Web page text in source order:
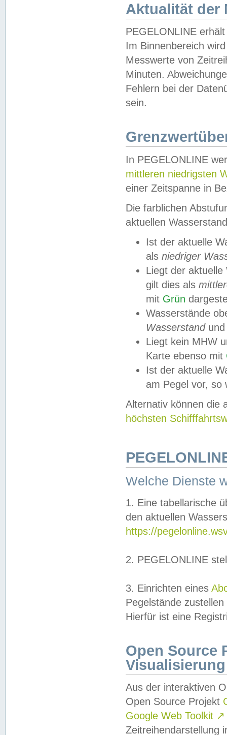
Aktualität der
PEGELONLINE
Im Binnenbereich
Messwerte von
Minuten.
Fehlern bei der
sein.
In PEGELONLINE
mittleren niedrigsten
einer Zeitspanne in
Die farblichen
aktuellen
Ist der aktuelle
als niedriger
Liegt der
gilt dies als
mit Grün
Wasserstände
Wasserstandund
Liegt kein MHW
Karte ebenso mit
Ist der aktuelle
am Pegel vor,
Alternativ können die
höchsten
Welche Dienste
1. Eine tabellarische
den aktuellen
https://
2. PEGELONLINE
3. Einrichten eines
Pegelstände
Hierfür ist eine
Open Source
Visualisierung
Aus der interaktiven
Open Source Projekt
Google Web Toolkit ↗
Zeitreihendarstellung